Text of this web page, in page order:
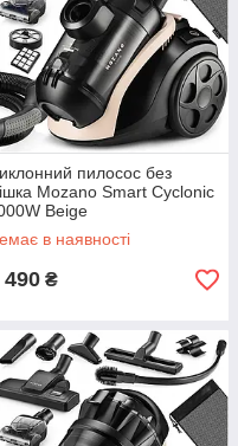
пилосос без
Mozano Smart Cyclonic
Beige
в наявності
490 ₴